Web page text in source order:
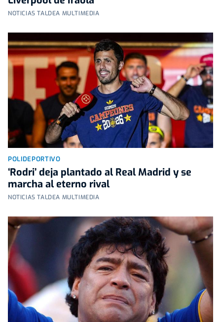
NOTICIAS TALDEA MULTIMEDIA
POLIDEPORTIVO
‘Rodri’ deja plantado al Real Madrid y se
marcha al eterno rival
NOTICIAS TALDEA MULTIMEDIA